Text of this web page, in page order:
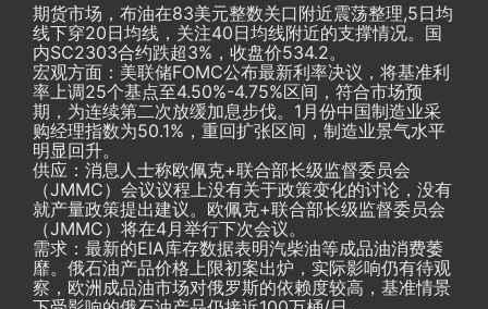
期货市场，布油在83美元整数关口附近震荡整理,5日均
线下穿20日均线，关注40日均线附近的支撑情况。国
内SC2303合约跌超3%，收盘价534.2。
宏观方面：美联储FOMC公布最新利率决议，将基准利
率上调25个基点至4.50%-4.75%区间，符合市场预
期，为连续第二次放缓加息步伐。1月份中国制造业采
购经理指数为50.1%，重回扩张区间，制造业景气水平
明显回升。
供应：消息人士称欧佩克+联合部长级监督委员会
（JMMC）会议议程上没有关于政策变化的讨论，没有
就产量政策提出建议。欧佩克+联合部长级监督委员会
（JMMC）将在4月举行下次会议。
需求：最新的EIA库存数据表明汽柴油等成品油消费萎
靡。俄石油产品价格上限初案出炉，实际影响仍有待观
察，欧洲成品油市场对俄罗斯的依赖度较高，基准情景